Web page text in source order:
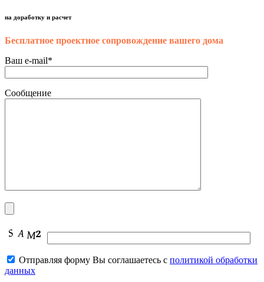
на доработку и расчет
Бесплатное проектное сопровождение вашего дома
Ваш e-mail*
Сообщение
Отправляя форму Вы соглашаетесь с политикой обработки
данных